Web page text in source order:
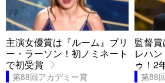
主演女優賞は『ルーム』ブリ
ー・ラーソン！初ノミネート
で初受賞
第88回アカデミー賞
監督
レハ
ゥ！2
第88